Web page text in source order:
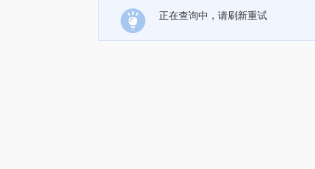
正在查询中，请刷新重试